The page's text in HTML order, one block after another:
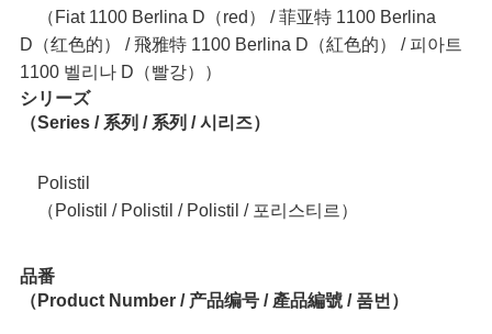
（Fiat 1100 Berlina D（red） / 菲亚特 1100 Berlina
D（红色的） / 飛雅特 1100 Berlina D（紅色的） / 피아트
1100 벨리나 D（빨강））
シリーズ
（Series / 系列 / 系列 / 시리즈）
Polistil
（Polistil / Polistil / Polistil / 포리스티르）
品番
（Product Number / 产品编号 / 產品編號 / 품번）